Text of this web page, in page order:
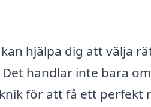
hjälpa dig att välja
handlar inte bara
för att få ett perfekt